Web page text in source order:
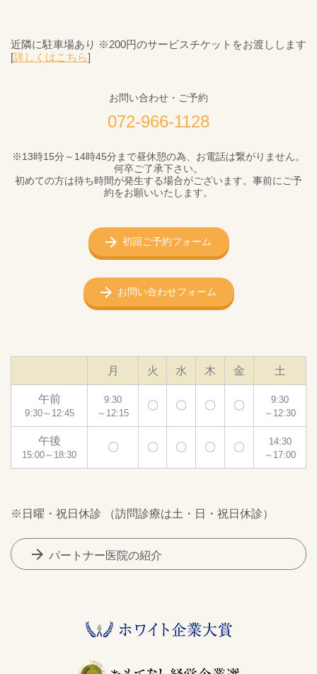
近隣に駐車場あり ※200円のサービスチケットをお渡しします
[詳しくはこちら]
お問い合わせ・ご予約
072-966-1128
※13時15分～14時45分まで昼休憩の為、お電話は繋がりません。
何卒ご了承下さい。
初めての方は待ち時間が発生する場合がございます。事前にご予
約をお願いいたします。
初回ご予約フォーム
お問い合わせフォーム
月 火 水 木 金 土
午前
9:30～12:45
9:30
～12:15
〇 〇 〇 〇
9:30
～12:30
午後
15:00～18:30
〇 〇 〇 〇 〇
14:30
～17:00
※日曜・祝日休診 （訪問診療は土・日・祝日休診）
arrow_forward パートナー医院の紹介